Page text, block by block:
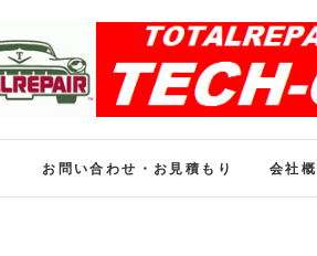
ール修理の
お問い合わせ・お見積もり 会社